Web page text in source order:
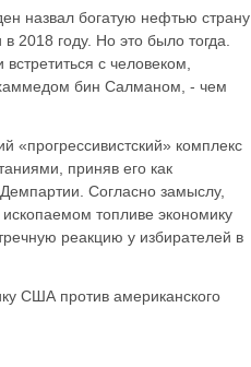
назвал богатую нефтью страну
2018 году. Но это было тогда.
с человеком,
бин Салманом, - чем
комплекс
приняв его как
Согласно замыслу,
топливе экономику
реакцию у избирателей в
США против американского